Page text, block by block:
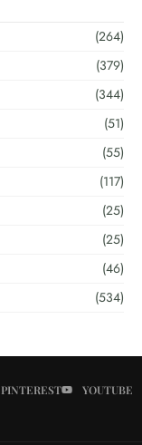
(264)
(379)
(344)
(51)
(55)
(117)
(25)
(25)
(46)
(534)
PINTEREST
YOUTUBE